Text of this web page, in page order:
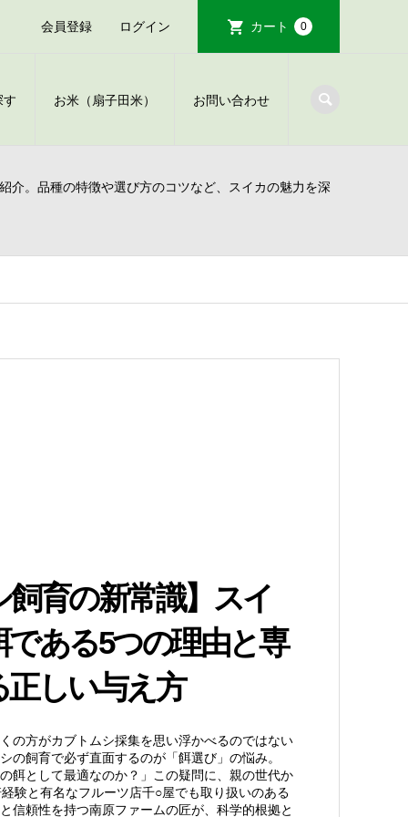
会員登録 ログイン カート 0
す お米（扇子田米） お問い合わせ
介。品種の特徴や選び方のコツなど、スイカの魅力を深
育の新常識】スイ
ある5つの理由と専
しい与え方
の方がカブトムシ採集を思い浮かべるのではない
の飼育で必ず直面するのが「餌選び」の悩み。
餌として最適なのか？」この疑問に、親の世代か
験と有名なフルーツ店千○屋でも取り扱いのある
信頼性を持つ南原ファームの匠が、科学的根拠と